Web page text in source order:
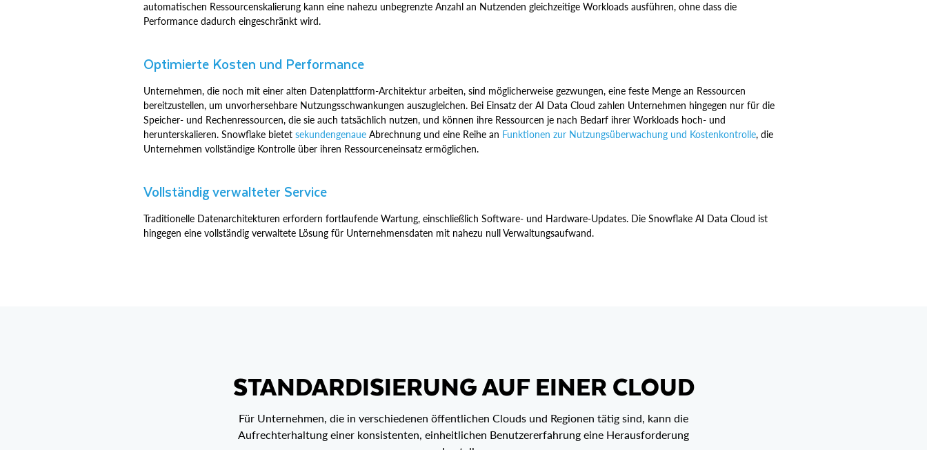
automatischen Ressourcenskalierung kann eine nahezu unbegrenzte Anzahl an Nutzenden gleichzeitige Workloads ausführen, ohne dass die
Performance dadurch eingeschränkt wird.
Optimierte Kosten und Performance
Unternehmen, die noch mit einer alten Datenplattform-Architektur arbeiten, sind möglicherweise gezwungen, eine feste Menge an Ressourcen
bereitzustellen, um unvorhersehbare Nutzungsschwankungen auszugleichen. Bei Einsatz der AI Data Cloud zahlen Unternehmen hingegen nur für die
Speicher- und Rechenressourcen, die sie auch tatsächlich nutzen, und können ihre Ressourcen je nach Bedarf ihrer Workloads hoch- und
herunterskalieren. Snowflake bietet sekundengenaue Abrechnung und eine Reihe an Funktionen zur Nutzungsüberwachung und Kostenkontrolle, die
Unternehmen vollständige Kontrolle über ihren Ressourceneinsatz ermöglichen.
Vollständig verwalteter Service
Traditionelle Datenarchitekturen erfordern fortlaufende Wartung, einschließlich Software- und Hardware-Updates. Die Snowflake AI Data Cloud ist
hingegen eine vollständig verwaltete Lösung für Unternehmensdaten mit nahezu null Verwaltungsaufwand.
STANDARDISIERUNG AUF EINER CLOUD
Für Unternehmen, die in verschiedenen öffentlichen Clouds und Regionen tätig sind, kann die
Aufrechterhaltung einer konsistenten, einheitlichen Benutzererfahrung eine Herausforderung